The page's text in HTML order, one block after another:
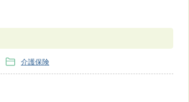
介護保険